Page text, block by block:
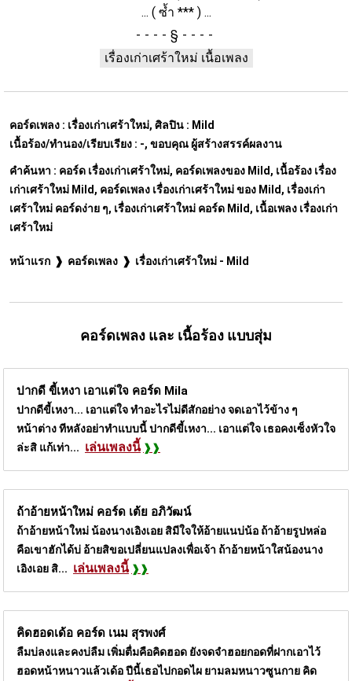
... ( ซ้ำ *** ) ...
§
เรื่องเก่าเศร้าใหม่ เนื้อเพลง
คอร์ดเพลง : เรื่องเก่าเศร้าใหม่, ศิลปิน : Mild
เนื้อร้อง/ทำนอง/เรียบเรียง : -, ขอบคุณ ผู้สร้างสรรค์ผลงาน
คำค้นหา : คอร์ด เรื่องเก่าเศร้าใหม่, คอร์ดเพลงของ Mild, เนื้อร้อง เรื่อง
เก่าเศร้าใหม่ Mild, คอร์ดเพลง เรื่องเก่าเศร้าใหม่ ของ Mild, เรื่องเก่า
เศร้าใหม่ คอร์ดง่าย ๆ, เรื่องเก่าเศร้าใหม่ คอร์ด Mild, เนื้อเพลง เรื่องเก่า
เศร้าใหม่
หน้าแรก คอร์ดเพลง เรื่องเก่าเศร้าใหม่ - Mild
คอร์ดเพลง และ เนื้อร้อง แบบสุ่ม
ปากดี ขี้เหงา เอาแต่ใจ คอร์ด Mila
ปากดีขี้เหงา... เอาแต่ใจ ทำอะไรไม่ดีสักอย่าง จดเอาไว้ข้าง ๆ
หน้าต่าง ทีหลังอย่าทำแบบนี้ ปากดีขี้เหงา... เอาแต่ใจ เธอคงเซ็งหัวใจ
ล่ะสิ แก้เท่า... เล่นเพลงนี้
ถ้าอ้ายหน้าใหม่ คอร์ด เต้ย อภิวัฒน์
ถ้าอ้ายหน้าใหม่ น้องนางเอิงเอย สิมีใจให้อ้ายแนบ่น้อ ถ้าอ้ายรูปหล่อ
คือเขาฮักได้บ่ อ้ายสิขอเปลี่ยนแปลงเพื่อเจ้า ถ้าอ้ายหน้าใสน้องนาง
เอิงเอย สิ... เล่นเพลงนี้
คิดฮอดเด้อ คอร์ด เนม สุรพงศ์
ลืมบ่ลงและคงบ่ลืม เพิ่มตื่มคือคิดฮอด ยังจดจำฮอยกอดที่ฝากเอาไว้
ฮอดหน้าหนาวแล้วเด้อ ปีนี้เธอไปกอดไผ ยามลมหนาวซูนกาย คิด